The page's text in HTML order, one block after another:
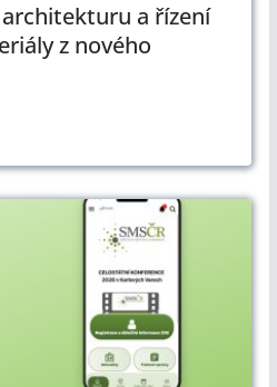
architekturu a řízení
z nového